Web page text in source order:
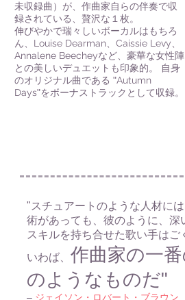
未収録曲）が、作曲家自らの伴奏で収
録されている、贅沢な １ 枚。
伸びやかで瑞々しいボーカルはもちろ
ん、 Louise Dearman Caissie Levy
Annalene Beecheyなど、豪華な女性陣
との美しいデュエットも印象的。 自身
のオリジナル曲である "Autumn
Days"をボーナストラックとして収録。
"スチュアートのような人材に
術があっても、彼のように、
スキルを持ち合せた歌い手は
いわば、 作曲家の一
のようなものだ"
– ジェイソン・ロバート・ブラウン